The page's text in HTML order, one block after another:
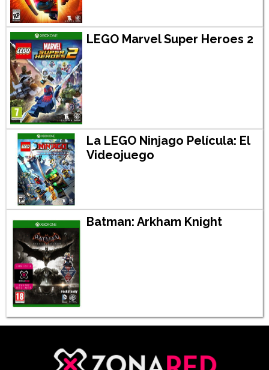
LEGO Marvel Super Heroes 2
La LEGO Ninjago Película: El
Videojuego
Batman: Arkham Knight